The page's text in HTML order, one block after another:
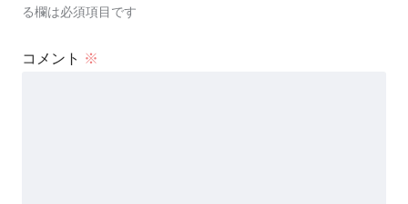
る欄は必須項目です
コメント ※